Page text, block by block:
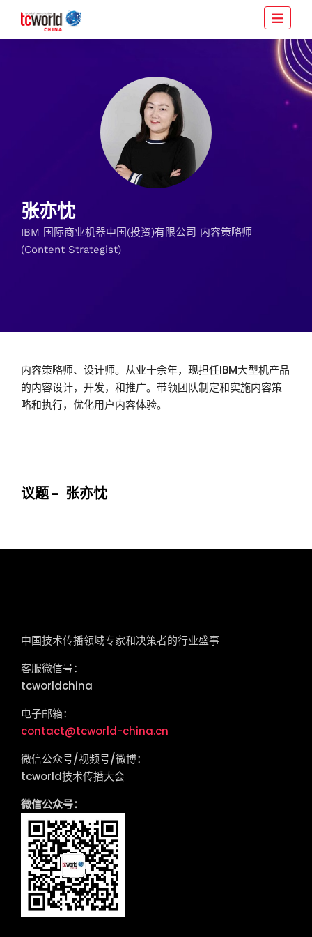
张亦忱
IBM 国际商业机器中国(投资)有限公司 内容策略师
(Content Strategist)
内容策略师、设计师。从业十余年，现担任IBM大型机产品
的内容设计，开发，和推广。带领团队制定和实施内容策
略和执行，优化用户内容体验。
议题 - 张亦忱
中国技术传播领域专家和决策者的行业盛事
客服微信号：
tcworldchina
电子邮箱：
contact@tcworld-china.cn
微信公众号/视频号/微博：
tcworld技术传播大会
微信公众号：